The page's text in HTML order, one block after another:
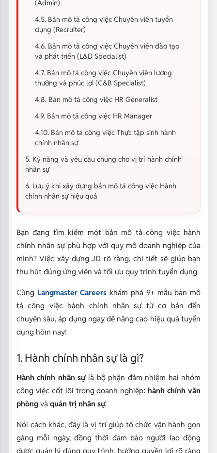
(Admin)
4.5. Bản mô tả công việc Chuyên viên tuyển
dụng (Recruiter)
4.6. Bản mô tả công việc Chuyên viên đào tạo
và phát triển (L&D Specialist)
4.7. Bản mô tả công việc Chuyên viên lương
thưởng và phúc lợi (C&B Specialist)
4.8. Bản mô tả công việc HR Generalist
4.9. Bản mô tả công việc HR Manager
4.10. Bản mô tả công việc Thực tập sinh hành
chính nhân sự
5. Kỹ năng và yêu cầu chung cho vị trí hành chính
nhân sự
6. Lưu ý khi xây dựng bản mô tả công việc Hành
chính nhân sự hiệu quả
Bạn đang tìm kiếm một bản mô tả công việc hành
chính nhân sự phù hợp với quy mô doanh nghiệp của
mình? Việc xây dựng JD rõ ràng, chi tiết sẽ giúp bạn
thu hút đúng ứng viên và tối ưu quy trình tuyển dụng.
CùngLangmaster Careers khám phá 9+ mẫu bản mô
tả công việc hành chính nhân sự từ cơ bản đến
chuyên sâu, áp dụng ngay để nâng cao hiệu quả tuyển
dụng hôm nay!
1. Hành chính nhân sự là gì?
Hành chính nhân sựlà bộ phận đảm nhiệm hai nhóm
công việc cốt lõi trong doanh nghiệp: hành chính văn
phòngvà quản trị nhân sự.
Nói cách khác, đây là vị trí giúp tổ chức vận hành gọn
gàng mỗi ngày, đồng thời đảm bảo người lao động
được quản lý đúng quy trình, hưởng quyền lợi rõ ràng